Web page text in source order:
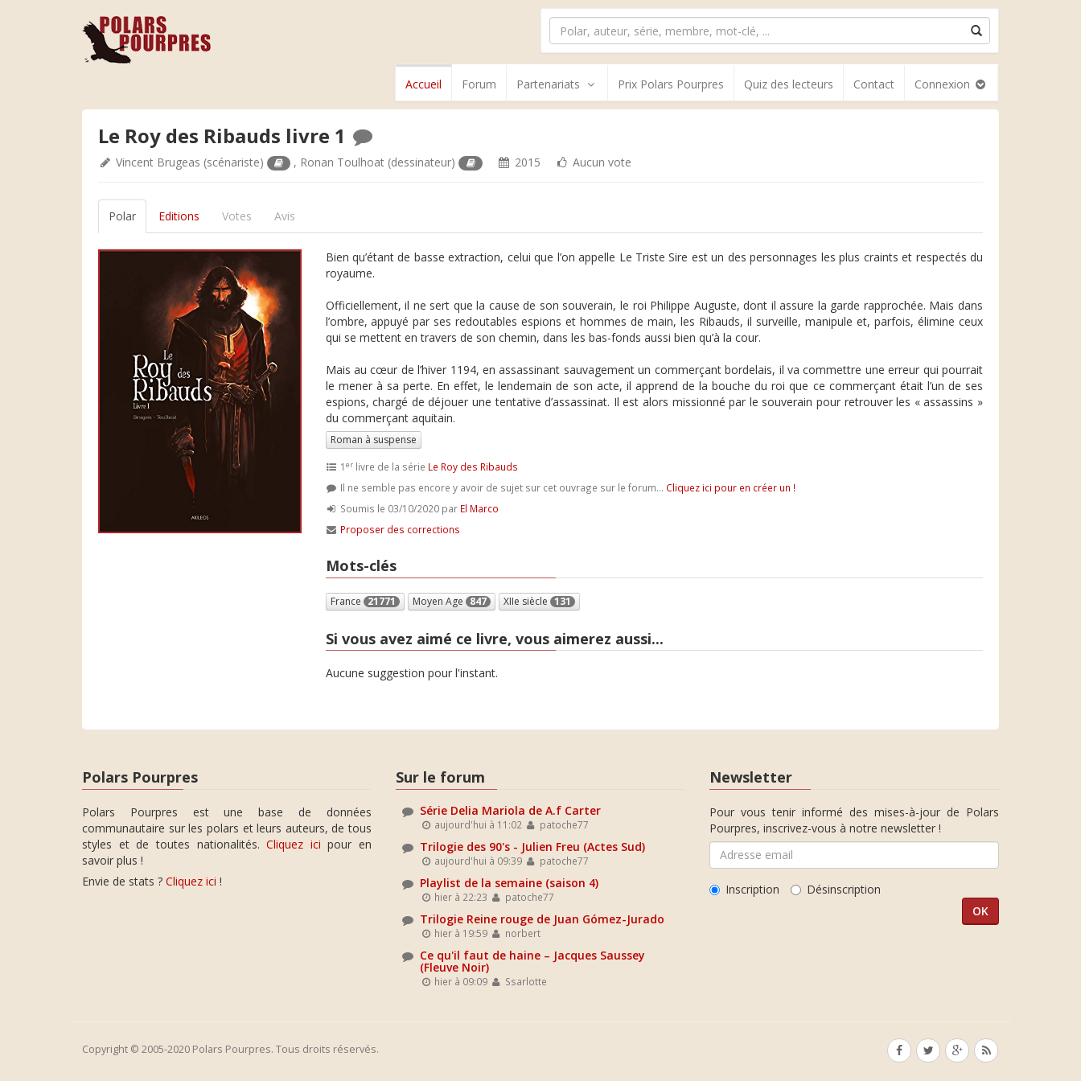
Accueil Forum Partenariats Prix Polars Pourpres Quiz des lecteurs Contact Connexion
Le Roy des Ribauds livre 1
Vincent Brugeas (scénariste) , Ronan Toulhoat (dessinateur) 2015 Aucun vote
Polar Editions Votes Avis
Bien qu’étant de basse extraction, celui que l’on appelle Le Triste Sire est un des personnages les plus craints et respectés du
royaume.
Officiellement, il ne sert que la cause de son souverain, le roi Philippe Auguste, dont il assure la garde rapprochée. Mais dans
l’ombre, appuyé par ses redoutables espions et hommes de main, les Ribauds, il surveille, manipule et, parfois, élimine ceux
qui se mettent en travers de son chemin, dans les bas-fonds aussi bien qu’à la cour.
Mais au cœur de l’hiver 1194, en assassinant sauvagement un commerçant bordelais, il va commettre une erreur qui pourrait
le mener à sa perte. En effet, le lendemain de son acte, il apprend de la bouche du roi que ce commerçant était l’un de ses
espions, chargé de déjouer une tentative d’assassinat. Il est alors missionné par le souverain pour retrouver les « assassins »
du commerçant aquitain.
Roman à suspense
1 erlivre de la série Le Roy des Ribauds
Il ne semble pas encore y avoir de sujet sur cet ouvrage sur le forum... Cliquez ici pour en créer un !
Soumis le 03/10/2020 par El Marco
Proposer des corrections
Mots-clés
France 21771 Moyen Age 847 XIIe siècle 131
Si vous avez aimé ce livre, vous aimerez aussi...
Aucune suggestion pour l'instant.
Polars Pourpres
Polars Pourpres est une base de données
communautaire sur les polars et leurs auteurs, de tous
styles et de toutes nationalités.Cliquez ici pour en
savoir plus !
Envie de stats ? Cliquez ici !
Sur le forum
Série Delia Mariola de A.f Carter
aujourd'hui à 11:02 patoche77
Trilogie des 90's - Julien Freu (Actes Sud)
aujourd'hui à 09:39 patoche77
Playlist de la semaine (saison 4)
hier à 22:23 patoche77
Trilogie Reine rouge de Juan Gómez-Jurado
hier à 19:59 norbert
Ce qu'il faut de haine – Jacques Saussey
(Fleuve Noir)
hier à 09:09 Ssarlotte
Newsletter
Pour vous tenir informé des mises-à-jour de Polars
Pourpres, inscrivez-vous à notre newsletter !
Inscription Désinscription
Copyright © 2005-2020 Polars Pourpres. Tous droits réservés.